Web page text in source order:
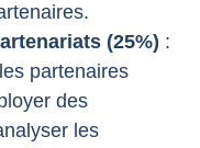
(25%) :
partenaires
des
les